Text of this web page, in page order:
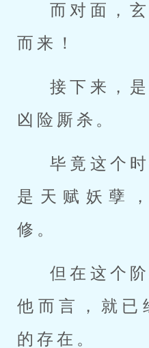
而对面，
而来！
接下来，
凶险厮杀。
毕竟这个
是天赋妖孽
修。
但在这个
他而言，就已
的存在。